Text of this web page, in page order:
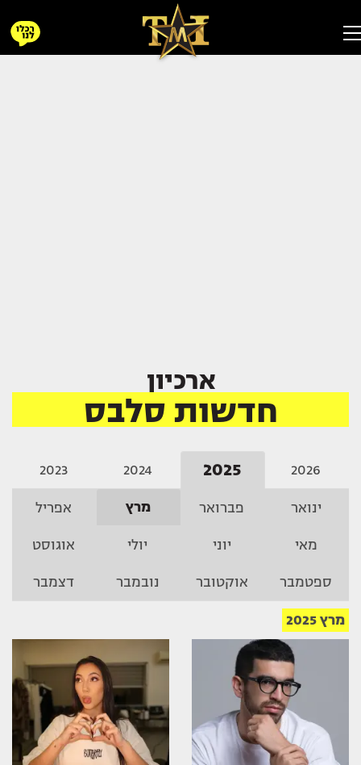
ארכיון
חדשות סלבס
2026
2025
2024
2023
ינואר פברואר מרץ אפריל
מאי יוני יולי אוגוסט
ספטמבר אוקטובר נובמבר דצמבר
מרץ 2025